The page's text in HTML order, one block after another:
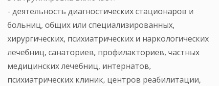
- деятельность диагностических стационаров и
больниц, общих или специализированных,
хирургических, психиатрических и наркологических
лечебниц, санаториев, профилакториев, частных
медицинских лечебниц, интернатов,
психиатрических клиник, центров реабилитации,